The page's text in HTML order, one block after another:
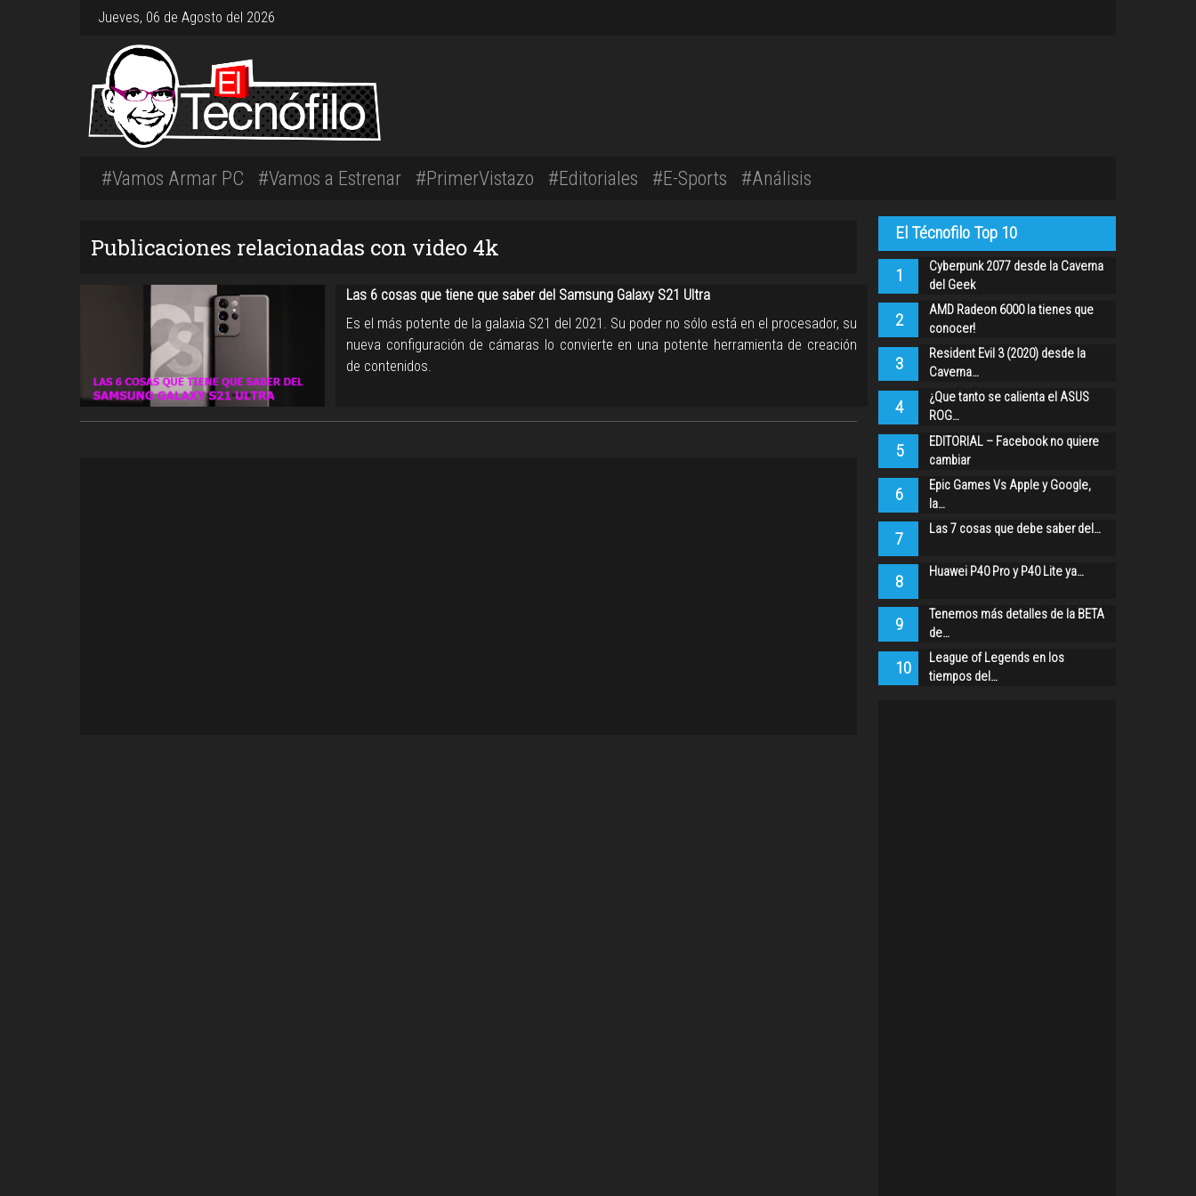
Jueves, 06 de Agosto del 2026
#Vamos Armar PC #Vamos a Estrenar #PrimerVistazo #Editoriales #E-Sports #Análisis
Publicaciones relacionadas con video 4k
Las 6 cosas que tiene que saber del Samsung Galaxy S21 Ultra
Es el más potente de la galaxia S21 del 2021. Su poder no sólo está en el procesador, su
nueva configuración de cámaras lo convierte en una potente herramienta de creación
de contenidos.
El Técnofilo Top 10
1
Cyberpunk 2077 desde la Caverna
del Geek
2
AMD Radeon 6000 la tienes que
conocer!
3
Resident Evil 3 (2020) desde la
Caverna…
4
¿Que tanto se calienta el ASUS
ROG…
5
EDITORIAL – Facebook no quiere
cambiar
6
Epic Games Vs Apple y Google,
la…
7 Las 7 cosas que debe saber del…
8 Huawei P40 Pro y P40 Lite ya…
9
Tenemos más detalles de la BETA
de…
10
League of Legends en los
tiempos del…